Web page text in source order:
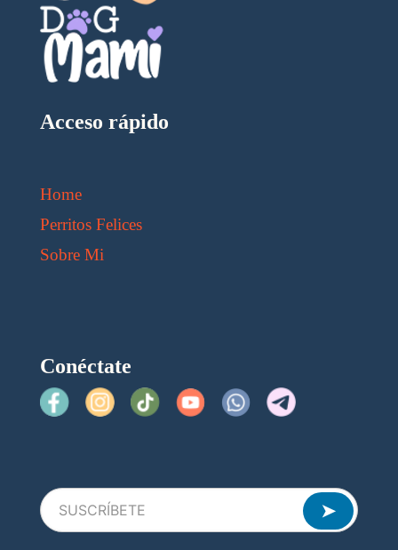
Acceso rápido
Home
Perritos Felices
Sobre Mi
Conéctate